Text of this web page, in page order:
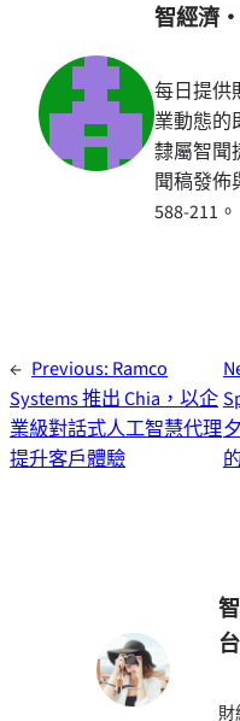
智經濟
每日提供
業動態的
隸屬智聞
聞稿發佈
588-211。
← Previous: Ramco
Systems 推出 Chia，以企
業級對話式人工智慧代理
提升客戶體驗
台
財